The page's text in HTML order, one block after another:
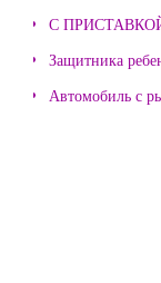
С
Защитника
Автомобиль с